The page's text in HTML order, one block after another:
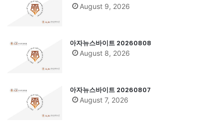
August 9, 2026
아자뉴스바이트 20260808
August 8, 2026
아자뉴스바이트 20260807
August 7, 2026